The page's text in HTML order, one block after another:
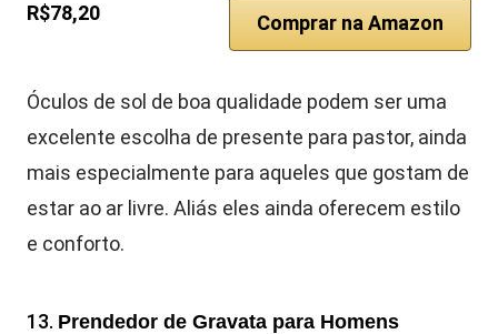
R$78,20 Comprar na Amazon
Óculos de sol de boa qualidade podem ser uma
excelente escolha de presente para pastor, ainda
mais especialmente para aqueles que gostam de
estar ao ar livre. Aliás eles ainda oferecem estilo
e conforto.
13. Prendedor de Gravata para Homens